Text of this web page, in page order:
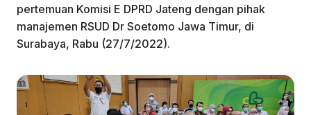
pertemuan Komisi E DPRD Jateng dengan pihak
manajemen RSUD Dr Soetomo Jawa Timur, di
Surabaya, Rabu (27/7/2022).